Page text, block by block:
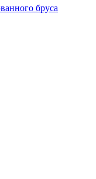
бруса